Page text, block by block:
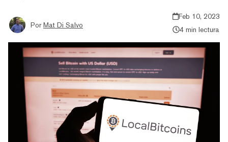
Por Mat Di Salvo
Feb 10, 2023
4 min lectura